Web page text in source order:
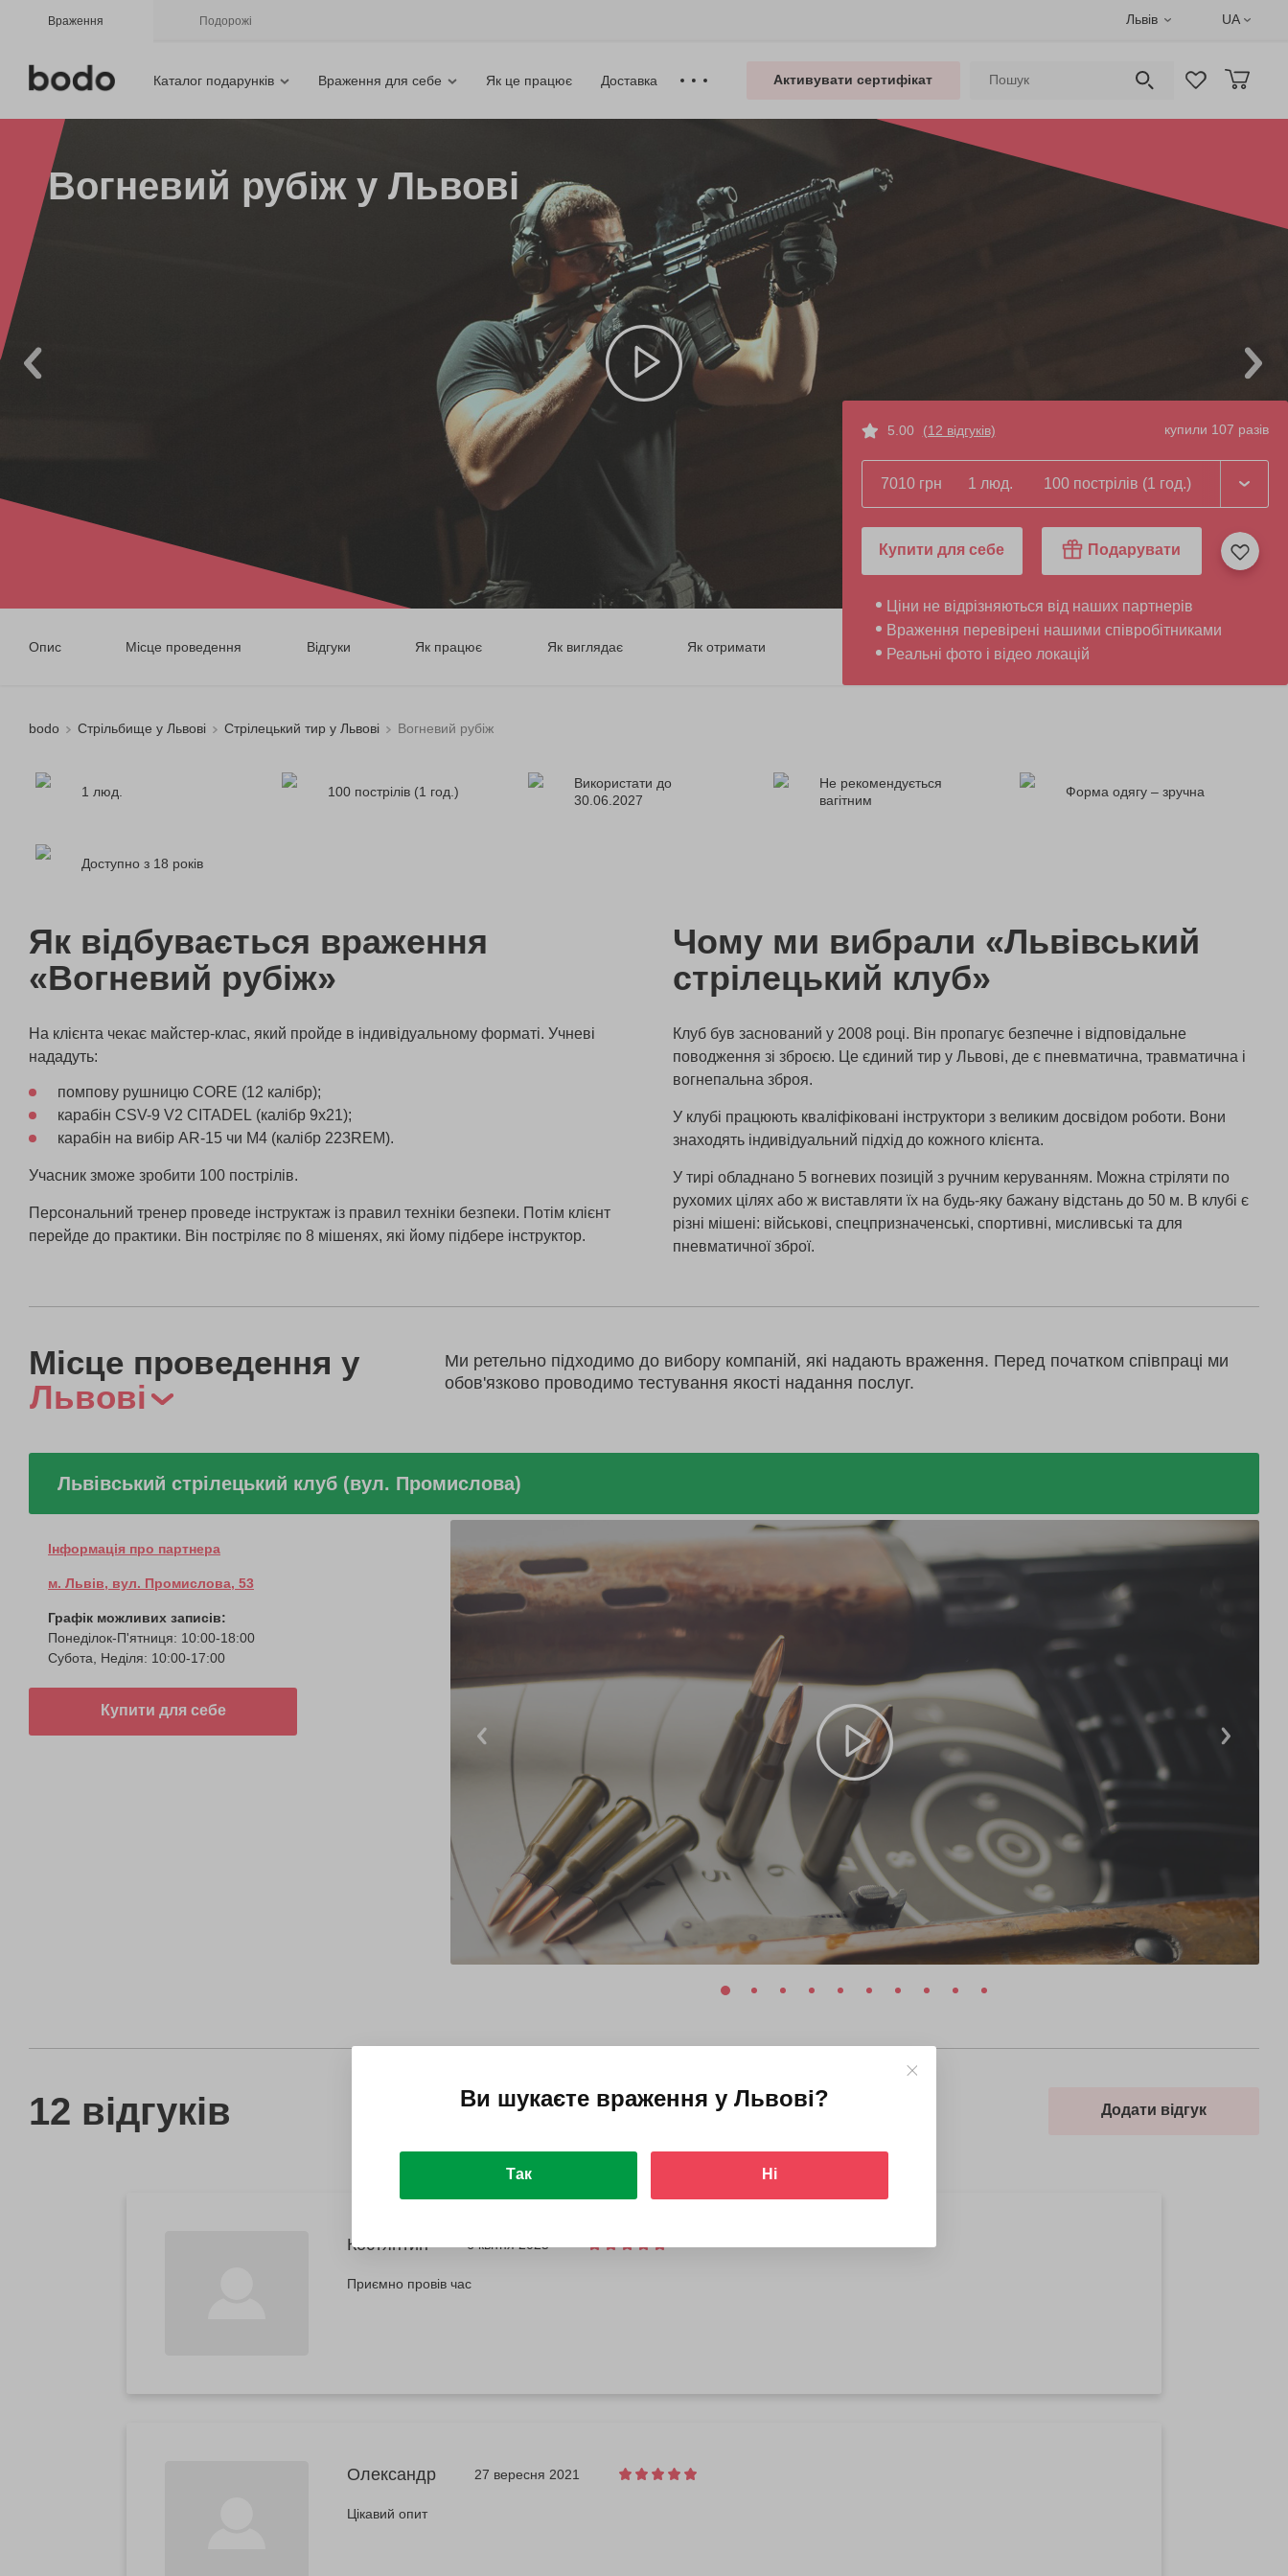
Враження Подорожі Львів UA
Каталог подарунків Враження для себе Як це працює Доставка Активувати сертифікат
Вогневий рубіж у Львові
Опис Місце проведення Відгуки Як працює Як виглядає Як отримати
5.00 (12 відгуків) купили 107 разів
7010 грн 1 люд. 100 пострілів (1 год.)
Купити для себе Подарувати
Ціни не відрізняються від наших партнерів
Враження перевірені нашими співробітниками
Реальні фото і відео локацій
bodo Стрільбище у Львові Стрілецький тир у Львові Вогневий рубіж
1 люд. 100 пострілів (1 год.)
Використати до
30.06.2027
Не рекомендується
вагітним
Форма одягу – зручна
Доступно з 18 років
Як відбувається враження
«Вогневий рубіж»
На клієнта чекає майстер-клас, який пройде в індивідуальному форматі. Учневі
нададуть:
помпову рушницю CORE (12 калібр);
карабін CSV-9 V2 CITADEL (калібр 9х21);
карабін на вибір AR-15 чи М4 (калібр 223REM).
Учасник зможе зробити 100 пострілів.
Персональний тренер проведе інструктаж із правил техніки безпеки. Потім клієнт
перейде до практики. Він постріляє по 8 мішенях, які йому підбере інструктор.
Чому ми вибрали «Львівський
стрілецький клуб»
Клуб був заснований у 2008 році. Він пропагує безпечне і відповідальне
поводження зі зброєю. Це єдиний тир у Львові, де є пневматична, травматична і
вогнепальна зброя.
У клубі працюють кваліфіковані інструктори з великим досвідом роботи. Вони
знаходять індивідуальний підхід до кожного клієнта.
У тирі обладнано 5 вогневих позицій з ручним керуванням. Можна стріляти по
рухомих цілях або ж виставляти їх на будь-яку бажану відстань до 50 м. В клубі є
різні мішені: військові, спецпризначенські, спортивні, мисливські та для
пневматичної зброї.
Місце проведення у
Львові
Ми ретельно підходимо до вибору компаній, які надають враження. Перед початком співпраці ми
обов'язково проводимо тестування якості надання послуг.
Львівський стрілецький клуб (вул. Промислова)
Інформація про партнера
м. Львів, вул. Промислова, 53
Графік можливих записів:
Понеділок-П'ятниця: 10:00-18:00
Субота, Неділя: 10:00-17:00
Купити для себе
12 відгуків Додати відгук
Костянтин 6 квітня 2025
Приємно провів час
Олександр 27 вересня 2021
Цікавий опит
Ви шукаєте враження у Львові?
Так Ні